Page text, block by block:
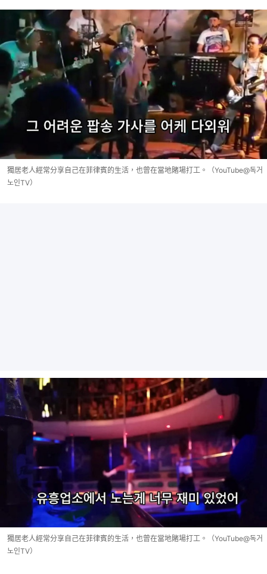
獨居老人經常分享自己在菲律賓的生活，也曾在當地賭場打工。（YouTube@독거
노인TV）
獨居老人經常分享自己在菲律賓的生活，也曾在當地賭場打工。（YouTube@독거
노인TV）